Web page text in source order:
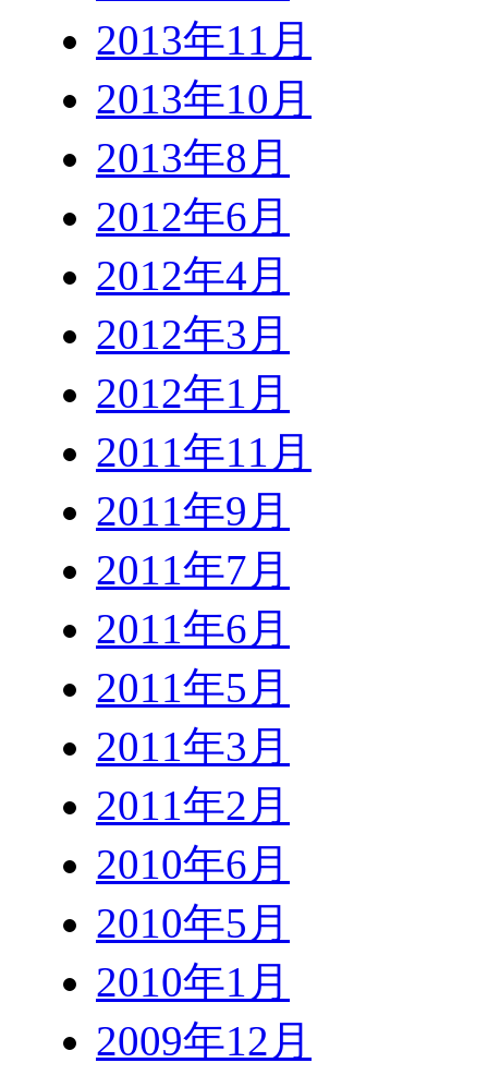
2013年11月
2013年10月
2013年8月
2012年6月
2012年4月
2012年3月
2012年1月
2011年11月
2011年9月
2011年7月
2011年6月
2011年5月
2011年3月
2011年2月
2010年6月
2010年5月
2010年1月
2009年12月